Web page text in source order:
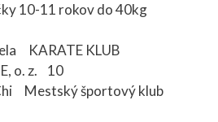
10-11 rokov do 40kg
KARATE KLUB
o. z. 10
Mestský športový klub